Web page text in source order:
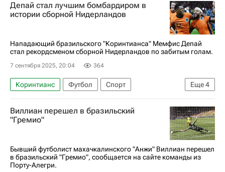
Депай стал лучшим бомбардиром в
истории сборной Нидерландов
Нападающий бразильского "Коринтианса" Мемфис Депай
стал рекордсменом сборной Нидерландов по забитым голам.
7 сентября 2025, 20:04 364
Еще4
Коринтианс Футбол
Спорт
Нидерланды
Литва
Мемфис Депай
Робин ван Перси
Виллиан перешел в бразильский
"Гремио"
Бывший футболист махачкалинского "Анжи" Виллиан перешел
в бразильский "Гремио", сообщается на сайте команды из
Порту-Алегри.